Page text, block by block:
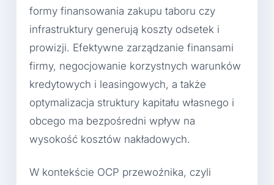
formy finansowania zakupu taboru czy
infrastruktury generują koszty odsetek i
prowizji. Efektywne zarządzanie finansami
firmy, negocjowanie korzystnych warunków
kredytowych i leasingowych, a także
optymalizacja struktury kapitału własnego i
obcego ma bezpośredni wpływ na
wysokość kosztów nakładowych.
W kontekście OCP przewoźnika, czyli